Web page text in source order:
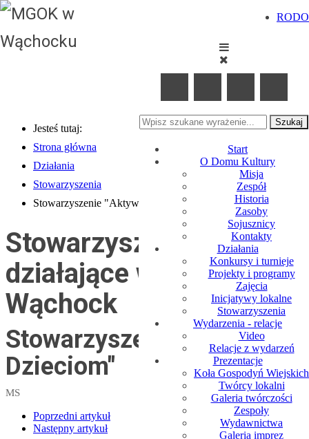
RODO
Szukaj
Start
O Domu Kultury
Misja
Zespół
Historia
Zasoby
Sojusznicy
Kontakty
Działania
Konkursy i turnieje
Projekty i programy
Zajęcia
Inicjatywy lokalne
Stowarzyszenia
Wydarzenia - relacje
Video
Relacje z wydarzeń
Prezentacje
Koła Gospodyń Wiejskich
Twórcy lokalni
Galeria twórczości
Zespoły
Wydawnictwa
Galeria imprez
Jesteś tutaj:
Strona główna
Działania
Stowarzyszenia
Stowarzyszenie "Aktywni Dzieciom"
Stowarzyszenia
działające w Gminie
Wąchock
Stowarzyszenie "Aktywni
Dzieciom"
MS
Poprzedni artykuł
Następny artykuł